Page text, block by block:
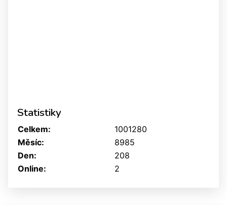
Statistiky
Online: 2
Celkem:
1001280
Měsíc:
8985
Den:
208